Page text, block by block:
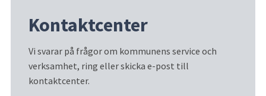
Kontaktcenter
Vi svarar på frågor om kommunens service och
verksamhet, ring eller skicka e-post till
kontaktcenter.